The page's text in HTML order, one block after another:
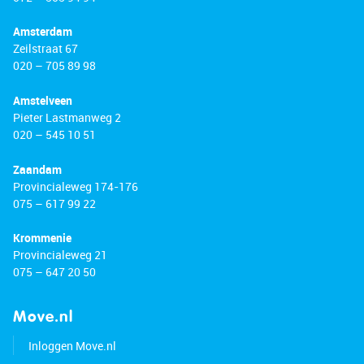
• Energy label: D
• Leasehold prepaid until 1 September 2051
English version
Looking for a spacious, move-in-ready home
generously sized maisonette of approximately
109 m² is set on a quiet residential courtyard in
with the option to take over the existing
appliances, furnishings and household items for
a smooth start. It currently offers 3 bedrooms
apartment is located on the third and fourth
the top floors of the building, ensuring privacy
Amsterdam
Zeilstraat 67
020 – 705 89 98
Amstelveen
Pieter Lastmanweg 2
020 – 545 10 51
Zaandam
Provincialeweg 174-176
075 – 617 99 22
Krommenie
Provincialeweg 21
075 – 647 20 50
Move.nl
Inloggen Move.nl